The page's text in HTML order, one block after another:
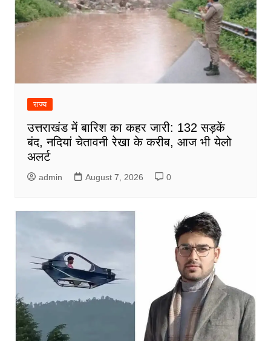
राज्य
उत्तराखंड में बारिश का कहर जारी: 132 सड़कें
बंद, नदियां चेतावनी रेखा के करीब, आज भी येलो
अलर्ट
admin August 7, 2026 0